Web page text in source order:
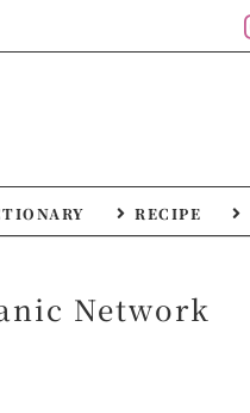
RECIPE
Network